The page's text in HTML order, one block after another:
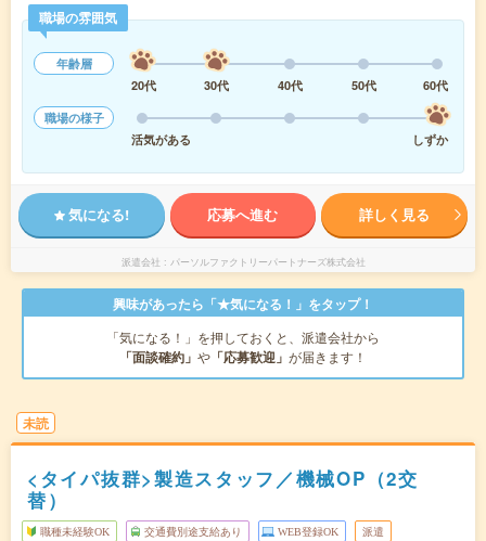
職場の雰囲気
年齢層
20代
30代 40代 50代
60代
職場の様子
活気がある
しずか
気になる! 応募へ進む 詳しく見る
派遣会社 パーソルファクトリーパートナーズ株式会社
興味があったら「★気になる！」をタップ！
「気になる！」を押しておくと、派遣会社から
「面談確約」 や 「応募歓迎」 が届きます！
未読
<タイパ抜群>製造スタッフ／機械OP（2交
替）
職種未経験OK 交通費別途支給あり WEB登録OK 派遣